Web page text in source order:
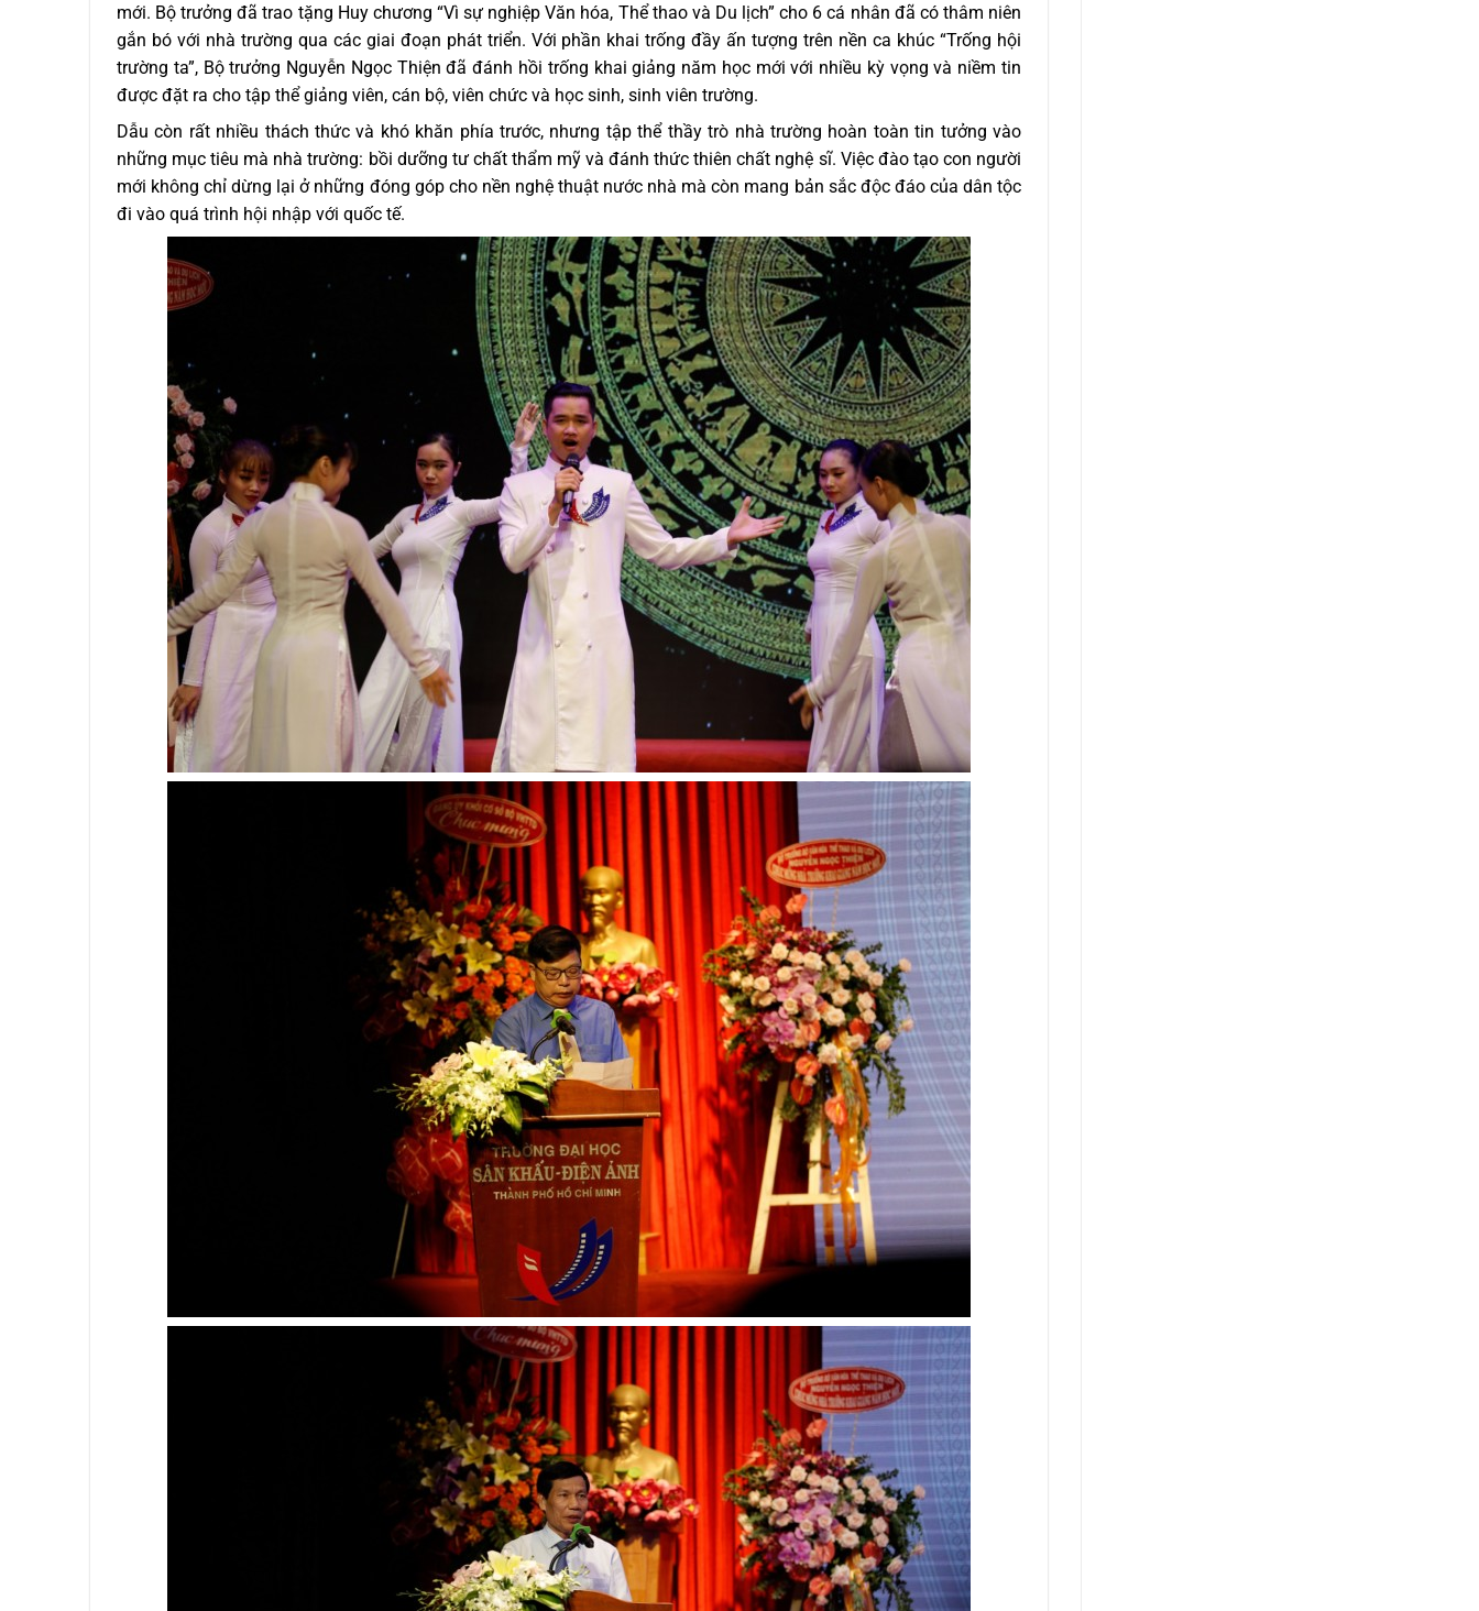
mới. Bộ trưởng đã trao tặng Huy chương “Vì sự nghiệp Văn hóa, Thể thao và Du lịch” cho 6 cá nhân đã có thâm niên
gắn bó với nhà trường qua các giai đoạn phát triển. Với phần khai trống đầy ấn tượng trên nền ca khúc “Trống hội
trường ta”, Bộ trưởng Nguyễn Ngọc Thiện đã đánh hồi trống khai giảng năm học mới với nhiều kỳ vọng và niềm tin
được đặt ra cho tập thể giảng viên, cán bộ, viên chức và học sinh, sinh viên trường.
Dẫu còn rất nhiều thách thức và khó khăn phía trước, nhưng tập thể thầy trò nhà trường hoàn toàn tin tưởng vào
những mục tiêu mà nhà trường: bồi dưỡng tư chất thẩm mỹ và đánh thức thiên chất nghệ sĩ. Việc đào tạo con người
mới không chỉ dừng lại ở những đóng góp cho nền nghệ thuật nước nhà mà còn mang bản sắc độc đáo của dân tộc
đi vào quá trình hội nhập với quốc tế.